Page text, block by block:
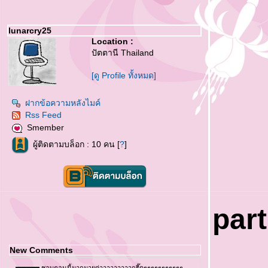
lunarcry25
Location :
ปัตตานี Thailand
[ดู Profile ทั้งหมด]
ฝากข้อความหลังไมค์
Rss Feed
Smember
ผู้ติดตามบล็อก : 10 คน [?]
New Comments